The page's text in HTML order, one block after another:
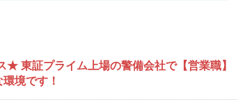
東証プライム上場の警備会社で【営業職】
境です！